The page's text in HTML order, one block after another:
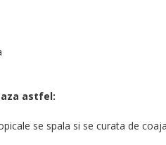
astfel:
se spala si se curata de